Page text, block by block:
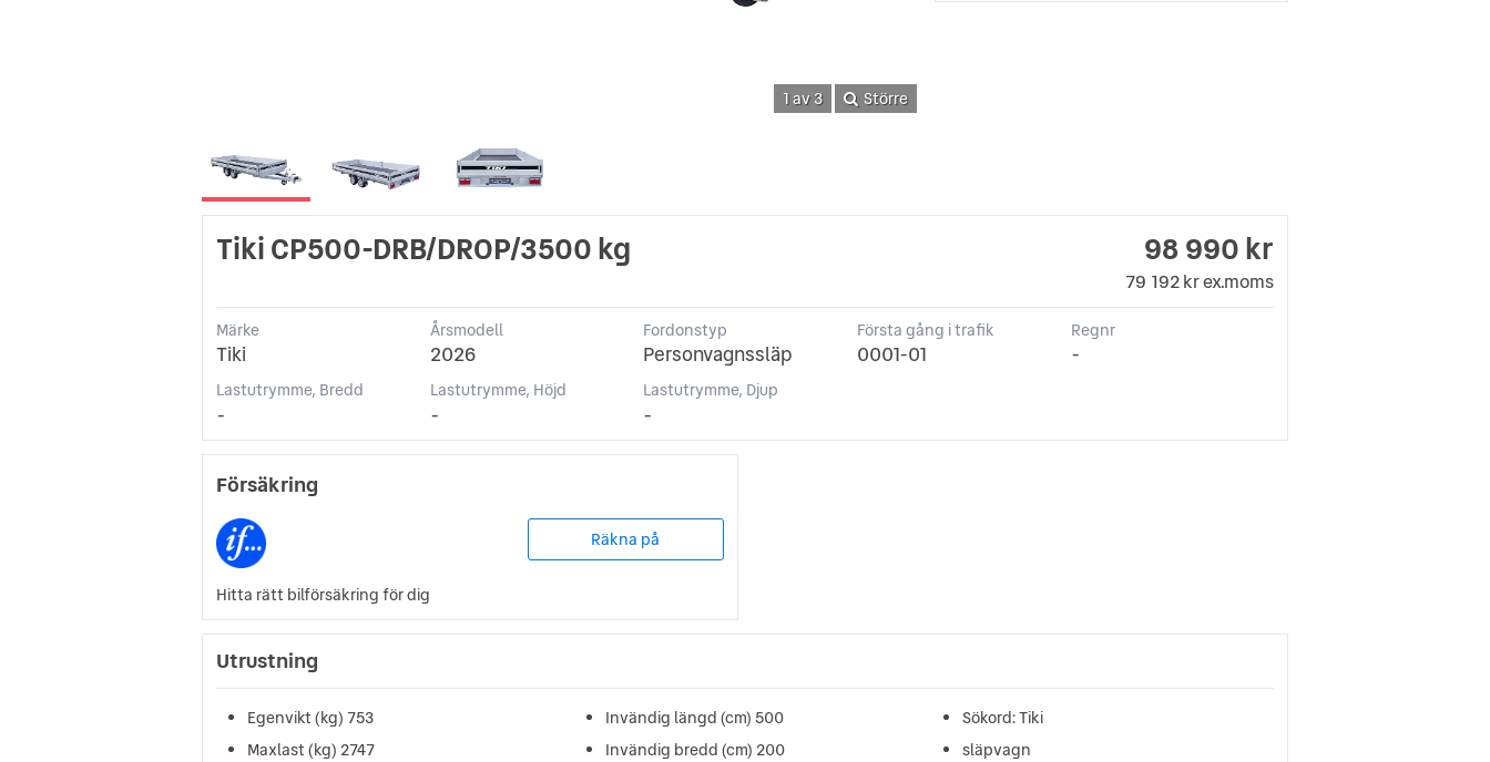
1 av 3 Större
Tiki CP500-DRB/DROP/3500 kg 98 990 kr
79 192 kr ex.moms
Märke
Tiki
Årsmodell
2026
Fordonstyp
Personvagnssläp
Första gång i trafik
0001-01
Regnr
-
Lastutrymme, Bredd
-
Lastutrymme, Höjd
-
Lastutrymme, Djup
-
Försäkring
Räkna på
Hitta rätt bilförsäkring för dig
Utrustning
Egenvikt (kg) 753
Maxlast (kg) 2747
Invändig längd (cm) 500
Invändig bredd (cm) 200
Sökord: Tiki
släpvagn